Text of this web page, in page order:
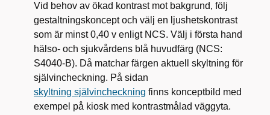
Vid behov av ökad kontrast mot bakgrund, följ
gestaltningskoncept och välj en ljushetskontrast
som är minst 0,40 v enligt NCS. Välj i första hand
hälso- och sjukvårdens blå huvudfärg (NCS:
S4040-B). Då matchar färgen aktuell skyltning för
självincheckning. På sidan
skyltning självincheckning finns konceptbild med
exempel på kiosk med kontrastmålad väggyta.